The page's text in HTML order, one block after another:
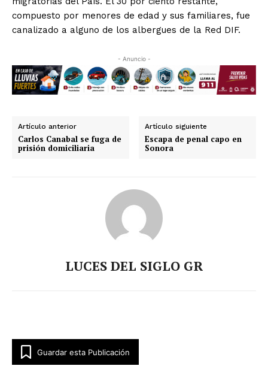
Del Siglo
compuesto por menores de edad y sus familiares, fue
canalizado a alguno de los albergues de la Red DIF.
- Anuncio -
Artículo anterior
Carlos Canabal se fuga de
prisión domiciliaria
Artículo siguiente
Escapa de penal capo en
Sonora
LUCES DEL SIGLO GR
Guardar esta Publicación